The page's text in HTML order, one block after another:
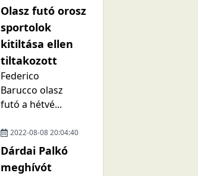
Olasz futó orosz
sportolok
kitiltása ellen
tiltakozott
Federico
Barucco olasz
futó a hétvé...
2022-08-08 20:04:40
Dárdai Palkó
meghívót